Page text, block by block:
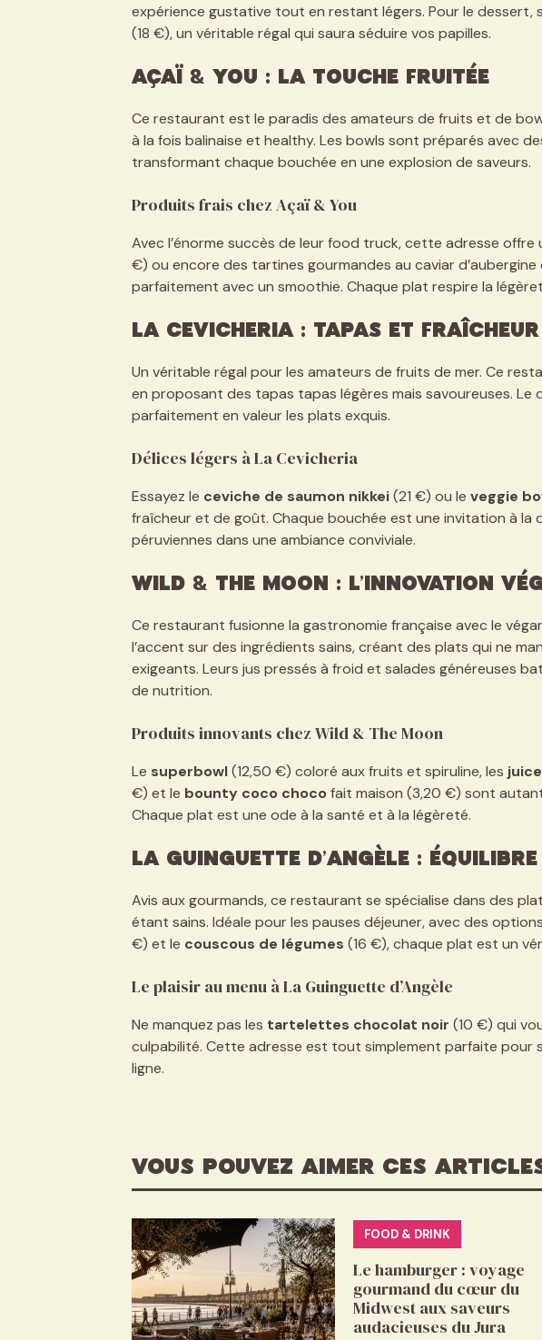
expérience gustative tout en restant légers. Pour le dessert,
(18 €), un véritable régal qui saura séduire vos papilles.
Açaï & You : La touche fruitée
Ce restaurant est le paradis des amateurs de fruits et de
à la fois balinaise et healthy. Les bowls sont préparés avec
transformant chaque bouchée en une explosion de saveurs.
Produits frais chez Açaï & You
Avec l’énorme succès de leur food truck, cette adresse offre
€) ou encore des tartines gourmandes au caviar
parfaitement avec un smoothie. Chaque plat respire la
La Cevicheria : Tapas et fraîcheur
Un véritable régal pour les amateurs de fruits de mer. Ce
en proposant des tapas tapas légères mais savoureuses. Le
parfaitement en valeur les plats exquis.
Délices légers à La Cevicheria
Essayez le ceviche de saumon nikkei(21 €) ou le veggie
fraîcheur et de goût. Chaque bouchée est une invitation à la
péruviennes dans une ambiance conviviale.
Wild & The Moon : L’innovation
Ce restaurant fusionne la gastronomie française avec le
l’accent sur des ingrédients sains, créant des plats qui ne
exigeants. Leurs jus pressés à froid et salades généreuses
de nutrition.
Produits innovants chez Wild & The Moon
Le superbowl(12,50 €) coloré aux fruits et spiruline, les
€) et le bounty coco chocofait maison (3,20 €) sont
Chaque plat est une ode à la santé et à la légèreté.
La Guinguette d’Angèle :
Avis aux gourmands, ce restaurant se spécialise dans des
étant sains. Idéale pour les pauses déjeuner, avec des
€) et le couscous de légumes (16 €), chaque plat est un
Le plaisir au menu à La Guinguette d’Angèle
Ne manquez pas les tartelettes chocolat noir (10 €) qui
culpabilité. Cette adresse est tout simplement parfaite pour
ligne.
VOUS POUVEZ AIMER CES
FOOD & DRINK
Le hamburger : voyage
gourmand du cœur du
Midwest aux saveurs
audacieuses du Jura